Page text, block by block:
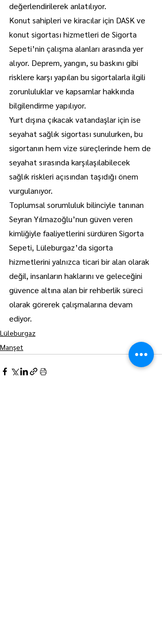
değerlendirilerek anlatılıyor.
Konut sahipleri ve kiracılar için DASK ve
konut sigortası hizmetleri de Sigorta
Sepeti’nin çalışma alanları arasında yer
alıyor. Deprem, yangın, su baskını gibi
risklere karşı yapılan bu sigortalarla ilgili
zorunluluklar ve kapsamlar hakkında
bilgilendirme yapılıyor.
Yurt dışına çıkacak vatandaşlar için ise
seyahat sağlık sigortası sunulurken, bu
sigortanın hem vize süreçlerinde hem de
seyahat sırasında karşılaşılabilecek
sağlık riskleri açısından taşıdığı önem
vurgulanıyor.
Toplumsal sorumluluk bilinciyle tanınan
Seyran Yılmazoğlu’nun güven veren
kimliğiyle faaliyetlerini sürdüren Sigorta
Sepeti, Lüleburgaz’da sigorta
hizmetlerini yalnızca ticari bir alan olarak
değil, insanların haklarını ve geleceğini
güvence altına alan bir rehberlik süreci
olarak görerek çalışmalarına devam
ediyor.
Lüleburgaz
Manşet